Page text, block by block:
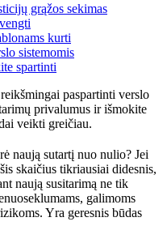
grąžos sekimas
kurti
sistemomis
spartinti
paspartinti verslo
privalumus ir išmokite
veikti greičiau.
naują sutartį nuo nulio? Jei
skaičius tikriausiai didesnis,
naują susitarimą ne tik
galimoms
Yra geresnis būdas